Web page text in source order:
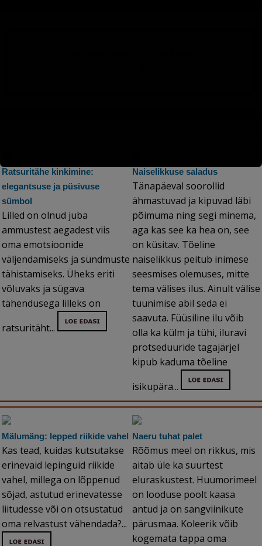
Ratsuritähe kinkimine:
elegantsuse ja püsivuse
sümbol
Lilled on olnud juba
ammustest aegadest viis
oma emotsioonide
väljendamiseks ja sündmuste
tähistamiseks. Üheks eriti
võluvaks ja sügava
tähendusega lilleks on
ratsuritäht...
Naiselikkuse saladus
Tänapäeval soorollid
ähmastuvad ja kipuvad läbi
põimuma ning segi minema,
aga kas see ka hea on, see
on küsitav. Tõeline
naiselikkus peitub inimese
seesmises olemuses, mitte
tema välises ilus. Ainult välise
tuunimise abil seda ei
saavuta. Füüsiline ilu võib
olla ka külm ja tühi, iluravi
protseduuride tagajärjel
kipub kaduma tõeline
isikupära...
Mälumäng: lepped riikide vahel
Kas tead, kuidas kutsutakse
erinevaid lepinguid riikide
vahel, millega on lõppenud
sõjad, astutud erinevatesse
liitudesse või on otsustatud
oma relvastust vähendada?...
Naeru tuhat palet
Rõõmus meel on rikkus, mis
aitab üle ka suurtest
eluraskustest. Huumorimeel
on looduse poolt kaasa
antud ja on sangviinikute
pärusmaa. Koleerik võib
kogemata tappa oma